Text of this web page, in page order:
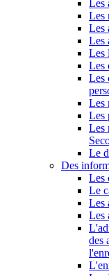
Les
Les
Les
Les
Les
Les
Les
Les
Les
Les
Le
Des
Les
Le
Les
Les
des